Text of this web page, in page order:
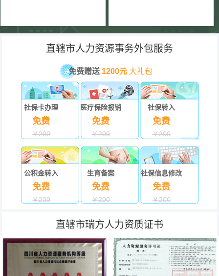
直辖市人力资源事务外包服务
免费赠送 1200元 大礼包
社保卡办理
免费
￥200
医疗保险报销
免费
￥200
社保转入
免费
￥200
公积金转入
免费
￥200
生育备案
免费
￥200
社保信息修改
免费
￥200
直辖市瑞方人力资质证书